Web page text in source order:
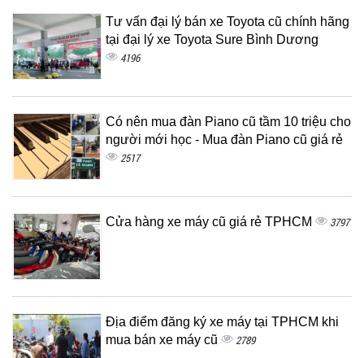
Tư vấn đại lý bán xe Toyota cũ chính hãng
tại đại lý xe Toyota Sure Bình Dương
4196
Có nên mua đàn Piano cũ tầm 10 triệu cho
người mới học - Mua đàn Piano cũ giá rẻ
2517
Cửa hàng xe máy cũ giá rẻ TPHCM 3797
Địa điểm đăng ký xe máy tại TPHCM khi
mua bán xe máy cũ
2789